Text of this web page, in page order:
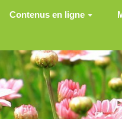
Contenus en ligne